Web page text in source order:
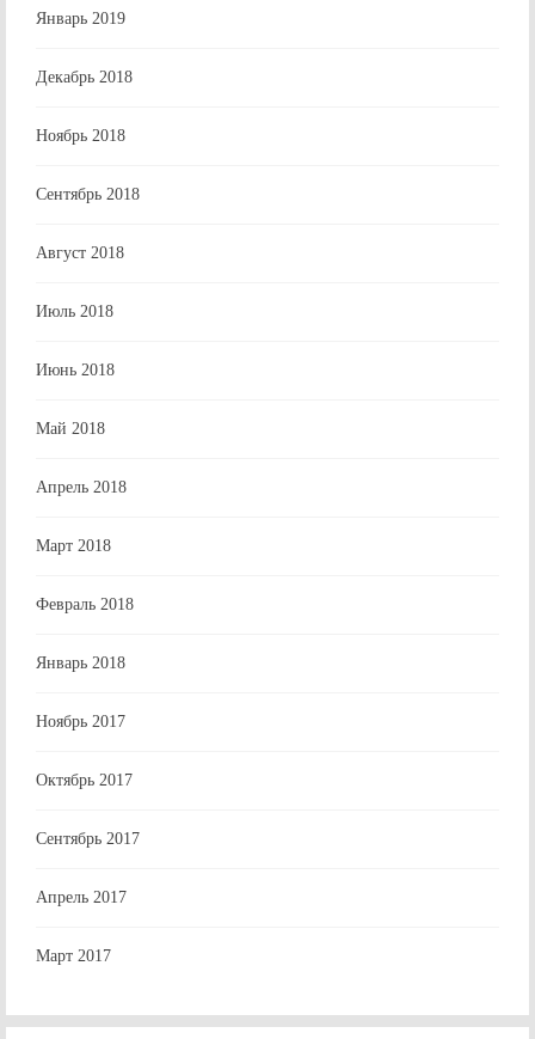
Январь 2019
Декабрь 2018
Ноябрь 2018
Сентябрь 2018
Август 2018
Июль 2018
Июнь 2018
Май 2018
Апрель 2018
Март 2018
Февраль 2018
Январь 2018
Ноябрь 2017
Октябрь 2017
Сентябрь 2017
Апрель 2017
Март 2017